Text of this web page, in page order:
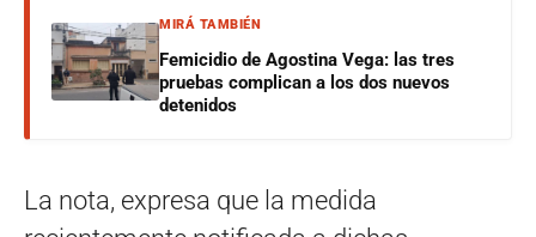
MIRÁ TAMBIÉN
Femicidio de Agostina Vega: las tres
pruebas complican a los dos nuevos
detenidos
La nota, expresa que la medida